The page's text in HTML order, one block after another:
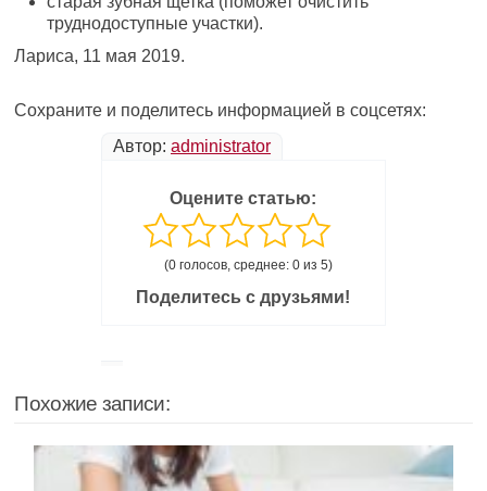
труднодоступные участки).
Лариса, 11 мая 2019.
Сохраните и поделитесь информацией в соцсетях:
Автор: administrator
Оцените статью:
(0 голосов, среднее: 0 из 5)
Поделитесь с друзьями!
Похожие записи: